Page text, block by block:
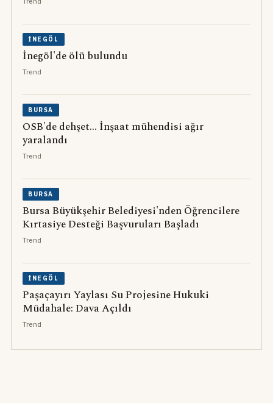
İNEGÖL
İnegöl'de ölü bulundu
Trend
BURSA
OSB'de dehşet... İnşaat mühendisi ağır
yaralandı
Trend
BURSA
Bursa Büyükşehir Belediyesi'nden Öğrencilere
Kırtasiye Desteği Başvuruları Başladı
Trend
İNEGÖL
Paşaçayırı Yaylası Su Projesine Hukuki
Müdahale: Dava Açıldı
Trend